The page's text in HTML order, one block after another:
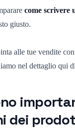
come scrivere
giusto.
alle tue vendite
nel dettaglio qui
dei